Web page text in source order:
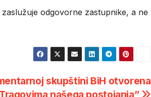
odgovorne zastupnike, a ne
skupštini BiH otvorena